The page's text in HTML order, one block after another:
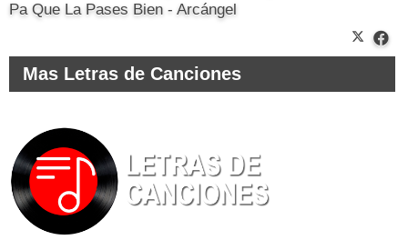
Pa Que La Pases Bien - Arcángel
Mas Letras de Canciones